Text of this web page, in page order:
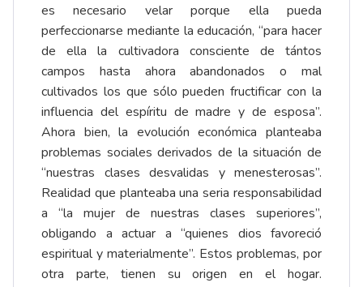
es necesario velar porque ella pueda
perfeccionarse mediante la educación, “para hacer
de ella la cultivadora consciente de tántos
campos hasta ahora abandonados o mal
cultivados los que sólo pueden fructificar con la
influencia del espíritu de madre y de esposa”.
Ahora bien, la evolución económica planteaba
problemas sociales derivados de la situación de
“nuestras clases desvalidas y menesterosas”.
Realidad que planteaba una seria responsabilidad
a “la mujer de nuestras clases superiores”,
obligando a actuar a “quienes dios favoreció
espiritual y materialmente”. Estos problemas, por
otra parte, tienen su origen en el hogar.